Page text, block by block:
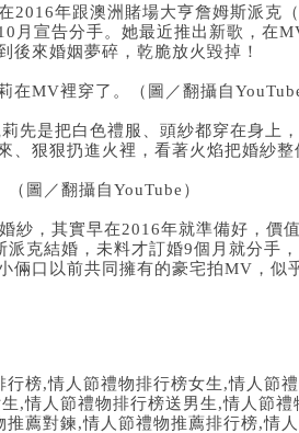
2016年跟澳洲賭場大亨詹姆斯派克
月宣告分手。她最近推出新歌，在
後來婚姻夢碎，乾脆放火毀掉！
MV裡穿了。（圖／翻攝自YouTube
先是把白色禮服、頭紗都穿在身上
狠狠扔進火裡，看著火焰把婚紗整
圖／翻攝自YouTube）
紗，其實早在2016年就準備好，價
克結婚，未料才訂婚9個月就分手
倆口以前共同擁有的豪宅拍MV，似
行榜,情人節禮物排行榜女生,情人節
,情人節禮物排行榜送男生,情人節禮
推薦對鍊,情人節禮物推薦排行榜,情